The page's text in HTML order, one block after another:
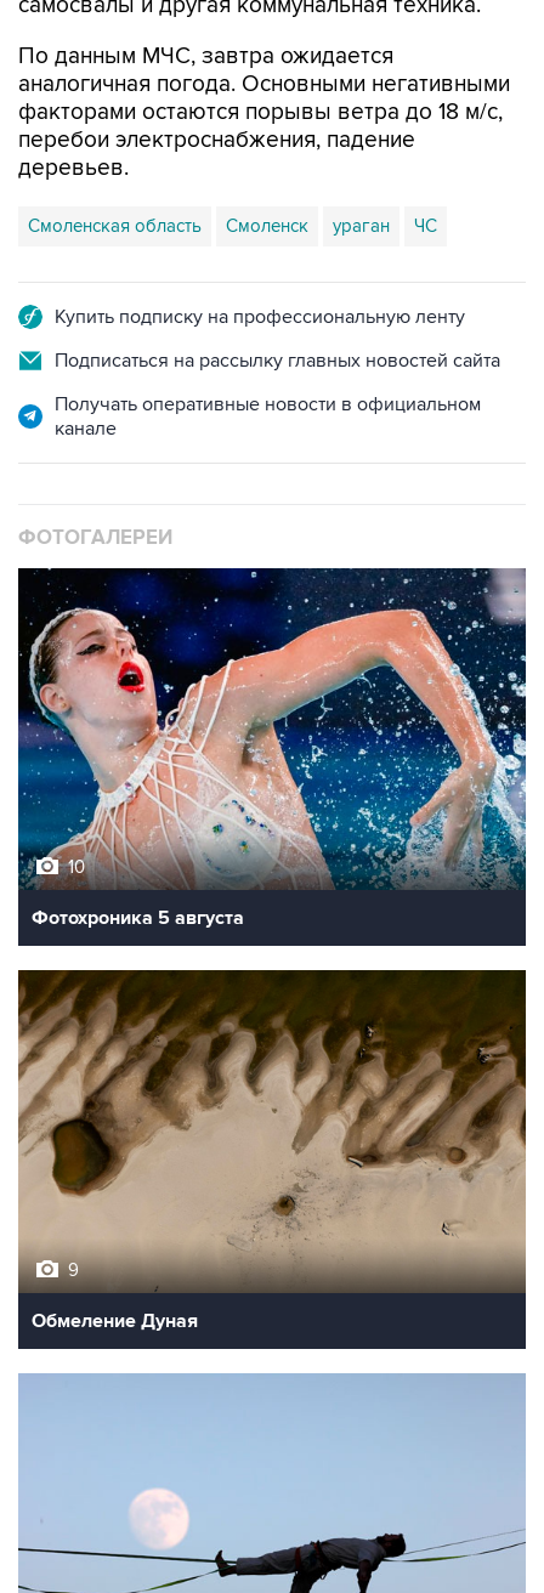
По данным МЧС, завтра ожидается
аналогичная погода. Основными негативными
факторами остаются порывы ветра до 18 м/с,
перебои электроснабжения, падение
деревьев.
Смоленская область Смоленск ураган ЧС
Купить подписку на профессиональную ленту
Подписаться на рассылку главных новостей сайта
Получать оперативные новости в официальном
канале
ФОТОГАЛЕРЕИ
10
Фотохроника 5 августа
9
Обмеление Дуная